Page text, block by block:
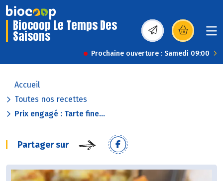
Biocoop Le Temps Des
Saisons (s’ouvre dans une
Prochaine ouverture : Samedi 09:00
Accueil
Toutes nos recettes
Prix engagé : Tarte fine...
Partager sur